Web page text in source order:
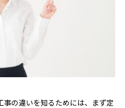
事の違いを知るためには、まず定